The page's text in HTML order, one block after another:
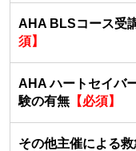
AHA BLSコース受
須】
AHA ハートセイバ
験の有無 【必須】
その他主催による